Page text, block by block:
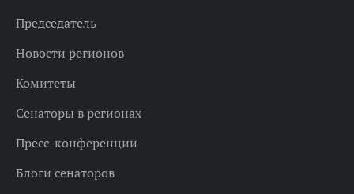
Председатель
Новости регионов
Комитеты
Сенаторы в регионах
Пресс-конференции
Блоги сенаторов